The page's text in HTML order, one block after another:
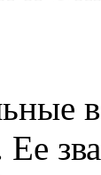
Ее